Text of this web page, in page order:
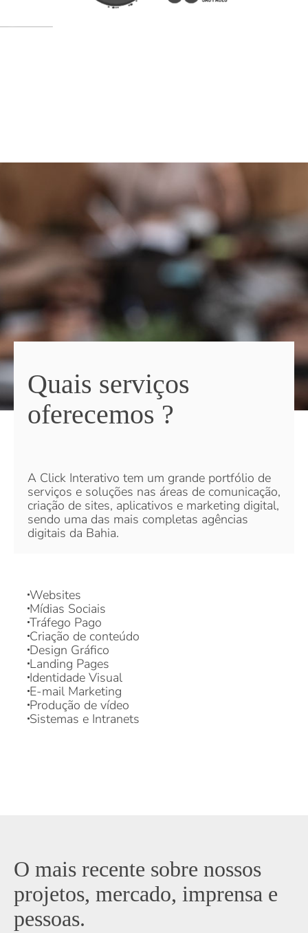
oferecemos ?
criação de sites, aplicativos e marketing digital,
sendo uma das mais completas agências
digitais da Bahia.
Tráfego Pago
Criação de conteúdo
Design Gráfico
Landing Pages
Identidade Visual
E-mail Marketing
Produção de vídeo
Sistemas e Intranets
projetos, mercado, imprensa e
pessoas.